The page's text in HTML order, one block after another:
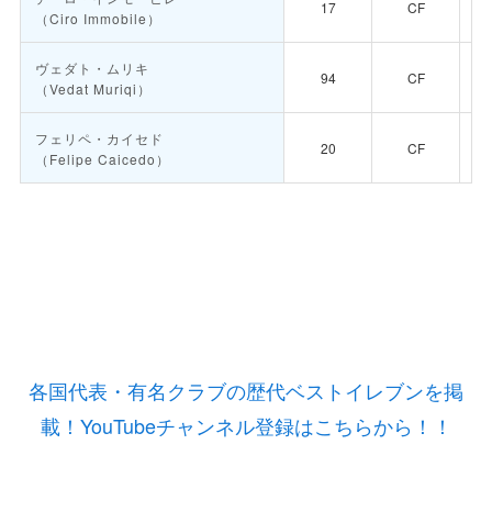
（Ciro Immobile）
17 CF
ヴェダト・ムリキ
（Vedat Muriqi）
94 CF
フェリペ・カイセド
（Felipe Caicedo）
20 CF
各国代表・有名クラブの歴代ベストイレブンを掲
載！YouTubeチャンネル登録はこちらから！！